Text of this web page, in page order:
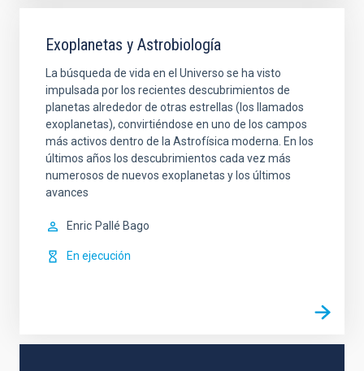
Exoplanetas y Astrobiología
La búsqueda de vida en el Universo se ha visto
impulsada por los recientes descubrimientos de
planetas alrededor de otras estrellas (los llamados
exoplanetas), convirtiéndose en uno de los campos
más activos dentro de la Astrofísica moderna. En los
últimos años los descubrimientos cada vez más
numerosos de nuevos exoplanetas y los últimos
avances
Enric Pallé Bago
En ejecución